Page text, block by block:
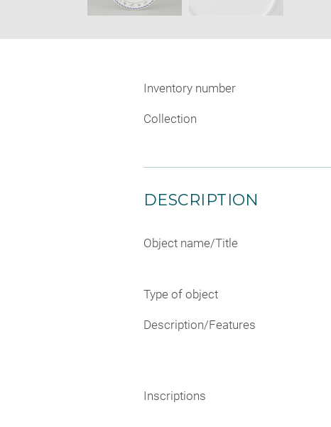
Inventory number
Collection
DESCRIPTION
Object name/Title
Type of object
Description/Features
Inscriptions